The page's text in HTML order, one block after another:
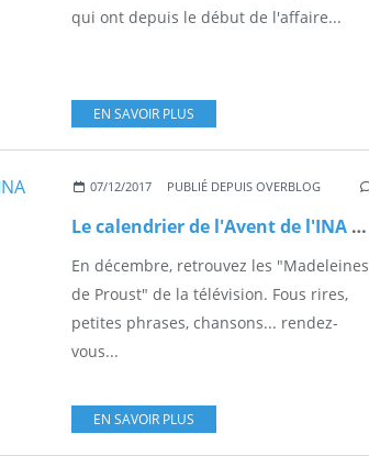
qui ont depuis le début de l'affaire...
EN SAVOIR PLUS
07/12/2017 PUBLIÉ DEPUIS OVERBLOG
Le calendrier de l'Avent de l'INA du 7 décembre
En décembre, retrouvez les "Madeleines
de Proust" de la télévision. Fous rires,
petites phrases, chansons... rendez-
vous...
EN SAVOIR PLUS